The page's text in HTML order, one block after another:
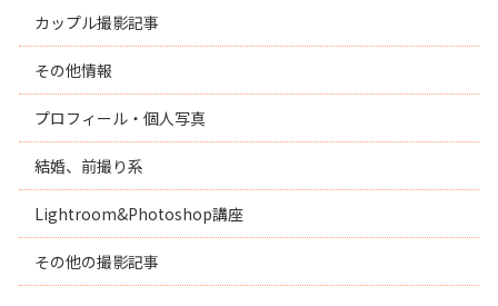
カップル撮影記事
その他情報
プロフィール・個人写真
結婚、前撮り系
Lightroom&Photoshop講座
その他の撮影記事